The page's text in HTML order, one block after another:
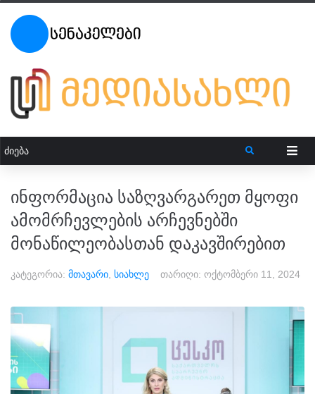
ინფორმაცია საზღვარგარეთ მყოფი
ამომრჩევლების არჩევნებში
მონაწილეობასთან დაკავშირებით
კატეგორია: მთავარი სიახლე თარიღი: ოქტომბერი 11, 2024